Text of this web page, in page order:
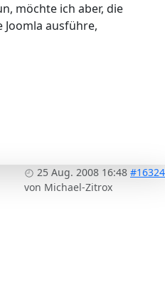
möchte ich aber, die
ausführe,
25 Aug. 2008 16:48 #16324
von Michael-Zitrox